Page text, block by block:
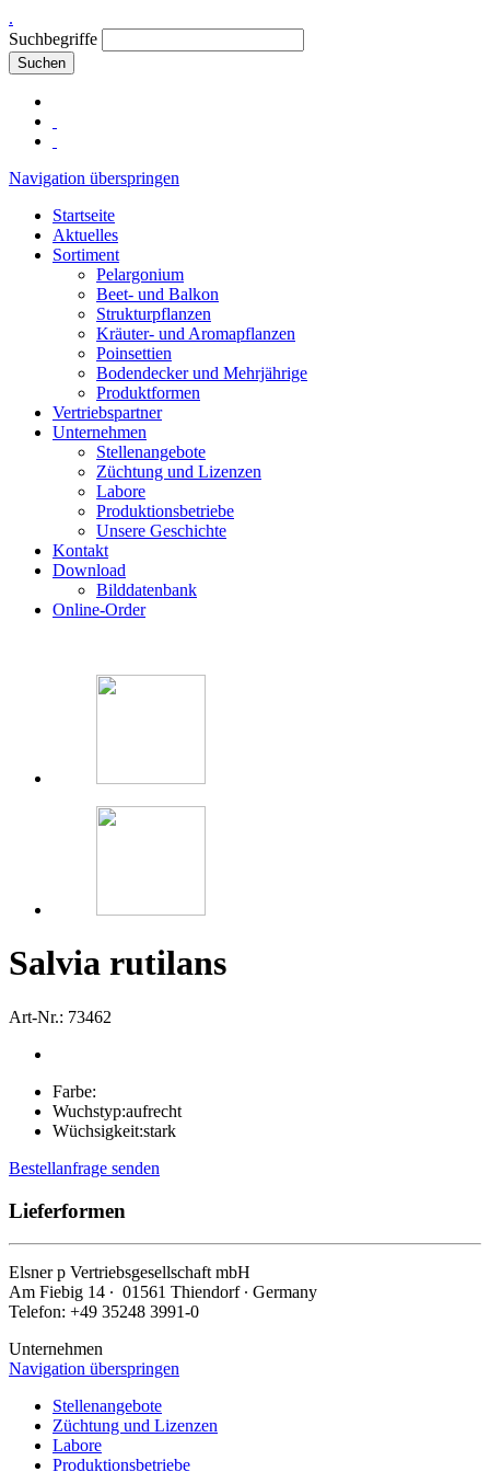
.
Suchbegriffe
Suchen
Navigation überspringen
Startseite
Aktuelles
Sortiment
Pelargonium
Beet- und Balkon
Strukturpflanzen
Kräuter- und Aromapflanzen
Poinsettien
Bodendecker und Mehrjährige
Produktformen
Vertriebspartner
Unternehmen
Stellenangebote
Züchtung und Lizenzen
Labore
Produktionsbetriebe
Unsere Geschichte
Kontakt
Download
Bilddatenbank
Online-Order
Salvia rutilans
Art-Nr.: 73462
Farbe:
Wuchstyp:aufrecht
Wüchsigkeit:stark
Bestellanfrage senden
Lieferformen
Elsnerp Vertriebsgesellschaft mbH
Am Fiebig 14 ∙ 01561 Thiendorf ∙ Germany
Telefon: +49 35248 3991-0
Unternehmen
Navigation überspringen
Stellenangebote
Züchtung und Lizenzen
Labore
Produktionsbetriebe